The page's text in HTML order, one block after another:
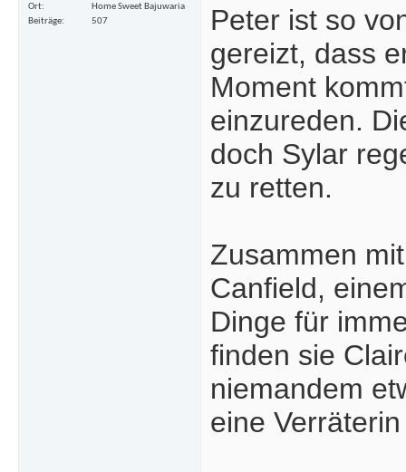
Ort
Home Sweet Bajuwaria
Beiträge
507
Peter ist so
gereizt, dass
Moment
einzureden.
doch Sylar
zu retten.
Zusammen
Canfield,
Dinge für
finden sie
niemandem
eine